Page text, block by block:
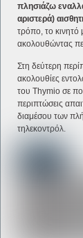
πλησιάζω
αριστερά)
τρόπο, το κινητό
ακολουθώντας
Στη δεύτερη
ακολουθίες
του Thymio σε
περιπτώσεις
διαμέσου των
τηλεκοντρόλ.